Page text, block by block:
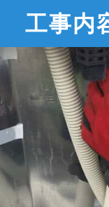
工事内